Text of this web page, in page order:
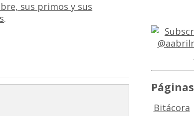
sus primos y sus
.
Páginas
Bitácora